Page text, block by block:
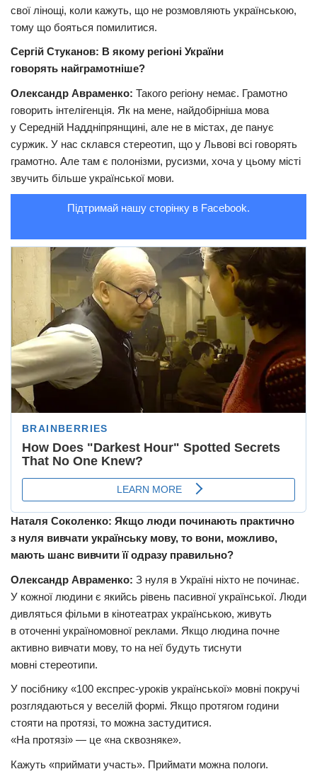
свої лінощі, коли кажуть, що не розмовляють українською,
тому що бояться помилитися.
Сергій Стуканов: В якому регіоні України
говорять найграмотніше?
Олександр Авраменко: Такого регіону немає. Грамотно
говорить інтелігенція. Як на мене, найдобірніша мова
у Середній Наддніпрянщині, але не в містах, де панує
суржик. У нас склався стереотип, що у Львові всі говорять
грамотно. Але там є полонізми, русизми, хоча у цьому місті
звучить більше української мови.
Підтримай нашу сторінку в Facebook.
Наталя Соколенко: Якщо люди починають практично
з нуля вивчати українську мову, то вони, можливо,
мають шанс вивчити її одразу правильно?
Олександр Авраменко: З нуля в Україні ніхто не починає.
У кожної людини є якийсь рівень пасивної української. Люди
дивляться фільми в кінотеатрах українською, живуть
в оточенні україномовної реклами. Якщо людина почне
активно вивчати мову, то на неї будуть тиснути
мовні стереотипи.
У посібнику «100 експрес-уроків української» мовні покручі
розглядаються у веселій формі. Якщо протягом години
стояти на протязі, то можна застудитися.
«На протязі» — це «на сквозняке».
Кажуть «приймати участь». Приймати можна пологи.